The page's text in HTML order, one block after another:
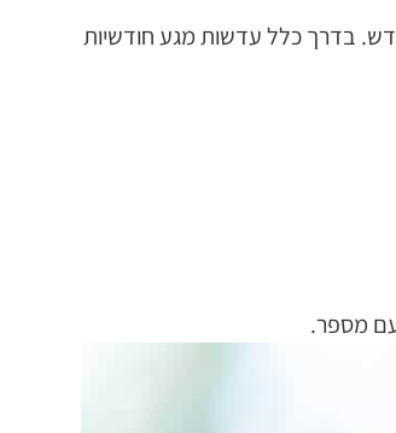
בדרך כלל עדשות מגע חודשיות
מספר.